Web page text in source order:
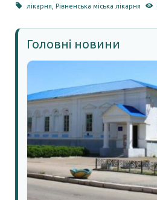
лікарня Рівненська міська лікарня
Головні новини